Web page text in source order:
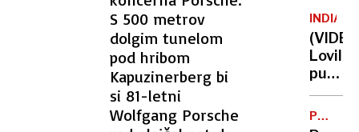
S 500 metrov
dolgim tunelom
pod hribom
Kapuzinerberg bi
si 81-letni
Wolfgang Porsche
več
je
INDIANA
Lovili
ki je
po
POČENA